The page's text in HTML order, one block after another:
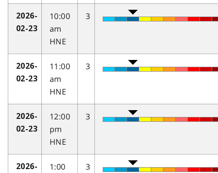
2026-
02-23
10:00
am
HNE
3
2026-
02-23
11:00
am
HNE
3
2026-
02-23
12:00
pm
HNE
3
2026-
1:00
3